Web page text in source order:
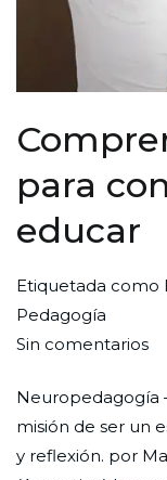
para
educar
Por
Redaccion
Ciudad
Publicada
el
29
abril
de
2022
Publicada
en
Salud
Etiquetada como
Pedagogía
Sin comentariosen
el
Neuropedagogía
misión de ser un
y reflexión. por